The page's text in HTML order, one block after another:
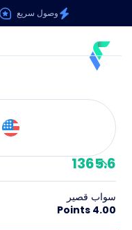
وصول سريع
1365.6
سواب قصير
4.00 Points